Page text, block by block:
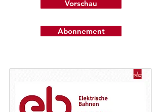
Vorschau
Abonnement